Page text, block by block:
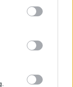
var det till
gäster, i alla
nog på